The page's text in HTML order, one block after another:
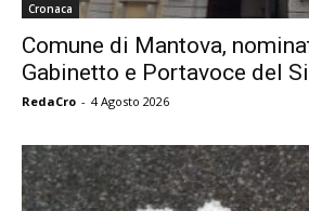
Cronaca
Comune di Mantova,
Gabinetto e Portavoce del
RedaCro - 4 Agosto 2026